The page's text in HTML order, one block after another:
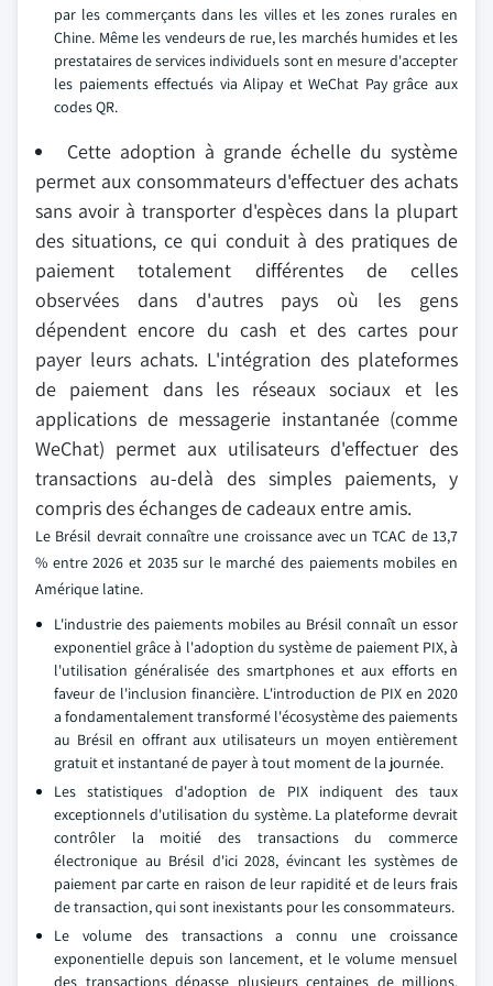
par les commerçants dans les villes et les zones rurales en
Chine. Même les vendeurs de rue, les marchés humides et les
prestataires de services individuels sont en mesure d'accepter
les paiements effectués via Alipay et WeChat Pay grâce aux
codes QR.
Cette adoption à grande échelle du système
permet aux consommateurs d'effectuer des achats
sans avoir à transporter d'espèces dans la plupart
des situations, ce qui conduit à des pratiques de
paiement totalement différentes de celles
observées dans d'autres pays où les gens
dépendent encore du cash et des cartes pour
payer leurs achats. L'intégration des plateformes
de paiement dans les réseaux sociaux et les
applications de messagerie instantanée (comme
WeChat) permet aux utilisateurs d'effectuer des
transactions au-delà des simples paiements, y
compris des échanges de cadeaux entre amis.
Le Brésil devrait connaître une croissance avec un TCAC de 13,7
% entre 2026 et 2035 sur le marché des paiements mobiles en
Amérique latine.
L'industrie des paiements mobiles au Brésil connaît un essor
exponentiel grâce à l'adoption du système de paiement PIX, à
l'utilisation généralisée des smartphones et aux efforts en
faveur de l'inclusion financière. L'introduction de PIX en 2020
a fondamentalement transformé l'écosystème des paiements
au Brésil en offrant aux utilisateurs un moyen entièrement
gratuit et instantané de payer à tout moment de la journée.
Les statistiques d'adoption de PIX indiquent des taux
exceptionnels d'utilisation du système. La plateforme devrait
contrôler la moitié des transactions du commerce
électronique au Brésil d'ici 2028, évincant les systèmes de
paiement par carte en raison de leur rapidité et de leurs frais
de transaction, qui sont inexistants pour les consommateurs.
Le volume des transactions a connu une croissance
exponentielle depuis son lancement, et le volume mensuel
des transactions dépasse plusieurs centaines de millions.